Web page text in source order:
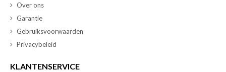
Over ons
Garantie
Gebruiksvoorwaarden
Privacybeleid
KLANTENSERVICE